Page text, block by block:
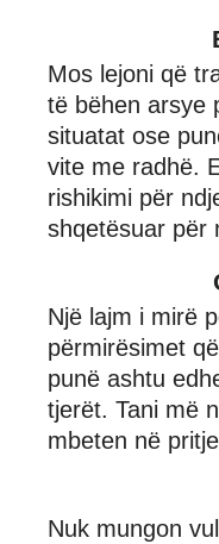
Mos lejoni që
të bëhen arsye
situatat ose
vite me radhë.
rishikimi për
shqetësuar për
Një lajm i mirë
përmirësimet
punë ashtu
tjerët. Tani më
mbeten në
Nuk mungon